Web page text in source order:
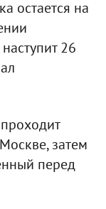
остается на
26
затем
перед